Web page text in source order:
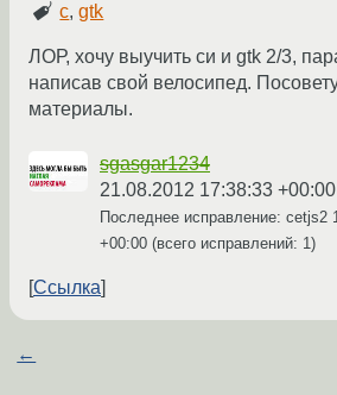
c,gtk
ЛОР, хочу выучить си и gtk 2/3,
написав свой велосипед.
материалы.
sgasgar1234
21.08.2012 17:38:33 +00:00
Последнее исправление: cetjs2
+00:00 (всего исправлений: 1)
Ссылка
←